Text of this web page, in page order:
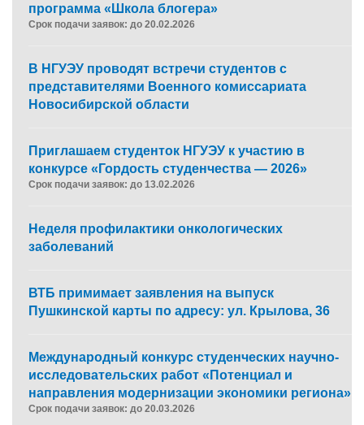
программа «Школа блогера»
Срок подачи заявок: до 20.02.2026
В НГУЭУ проводят встречи студентов с
представителями Военного комиссариата
Новосибирской области
Приглашаем студенток НГУЭУ к участию в
конкурсе «Гордость студенчества — 2026»
Срок подачи заявок: до 13.02.2026
Неделя профилактики онкологических
заболеваний
ВТБ примимает заявления на выпуск
Пушкинской карты по адресу: ул. Крылова, 36
Международный конкурс студенческих научно-
исследовательских работ «Потенциал и
направления модернизации экономики региона»
Срок подачи заявок: до 20.03.2026